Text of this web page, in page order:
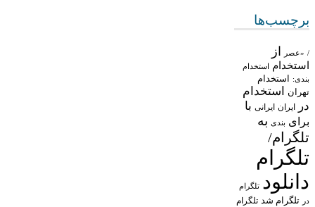
برچسب‌ها
/ «عصر از
استخدام استخدام
بندی: استخدام
تهران
استخدام
در
ایران ایرانی با
برای بندی به
تلگرام/
تلگرام
دانلود تلگرام
در تلگرام شد تلگرام